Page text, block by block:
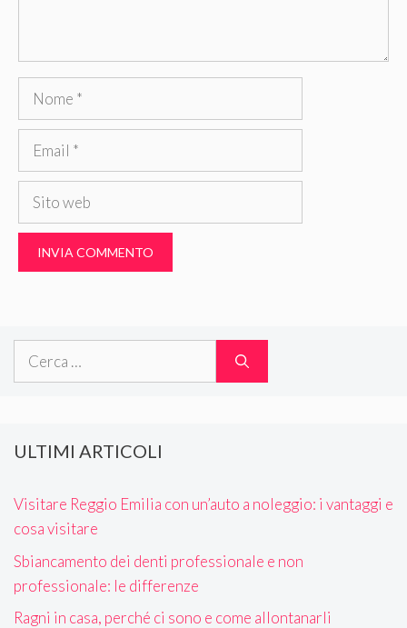
Nome
Email
Sito
Ricerca
ULTIMI ARTICOLI
Visitare Reggio Emilia con un’auto a noleggio: i vantaggi e
cosa visitare
Sbiancamento dei denti professionale e non
professionale: le differenze
Ragni in casa, perché ci sono e come allontanarli